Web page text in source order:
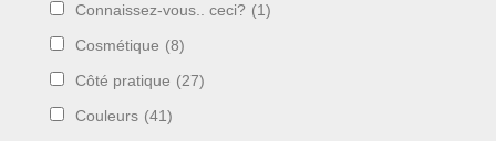
Connaissez-vous.. ceci? (1)
Cosmétique (8)
Côté pratique (27)
Couleurs (41)